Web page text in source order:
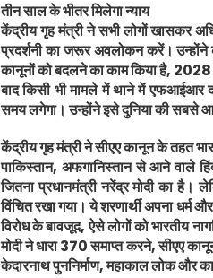
तीन साल के भीतर मिलेगा न्याय
केंद्रीय गृह मंत्री ने सभी लोगों खासकर
प्रदर्शनी का जरूर अवलोकन करें। उन्होंने
कानूनों को बदलने का काम किया है, 2028
बाद किसी भी मामले में थाने में एफआईआर
समय लगेगा। उन्होंने इसे दुनिया की सबसे
केंद्रीय गृह मंत्री ने सीएए कानून के तहत
पाकिस्तान, अफगानिस्तान से आने वाले
जितना प्रधानमंत्री नरेंद्र मोदी का
विंचित रखा गया। ये शरणार्थी अपना धर्म
विरोध के बावजूद, ऐसे लोगों को भारतीय
मोदी ने धारा 370 समाप्त करने, सीएए
केदारनाथ पुननिर्माण, महाकाल लोक और